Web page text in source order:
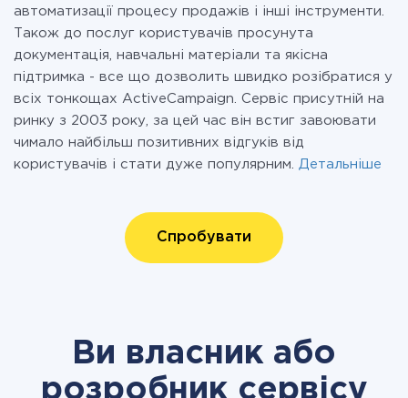
автоматизації процесу продажів і інші інструменти.
Також до послуг користувачів просунута
документація, навчальні матеріали та якісна
підтримка - все що дозволить швидко розібратися у
всіх тонкощах ActiveCampaign. Сервіс присутній на
ринку з 2003 року, за цей час він встиг завоювати
чимало найбільш позитивних відгуків від
користувачів і стати дуже популярним. Детальніше
Спробувати
Ви власник або
розробник сервісу